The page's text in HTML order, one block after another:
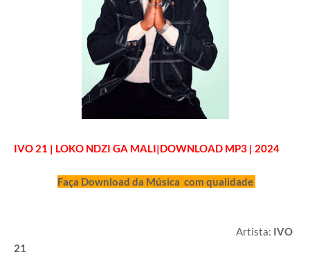
IVO 21 | LOKO NDZI GA MALI|DOWNLOAD MP3 | 2024
Faça Download da Música com qualidade
Artista: IVO
21